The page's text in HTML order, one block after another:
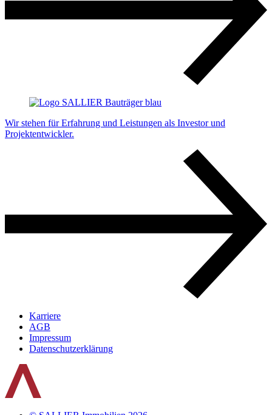
Wir stehen für Erfahrung und Leistungen als Investor und
Projektentwickler.
Karriere
AGB
Impressum
Datenschutz­erklärung